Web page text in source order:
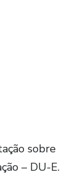
sobre
– DU-E.